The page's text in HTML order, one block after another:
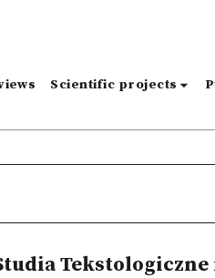
Scientific projects